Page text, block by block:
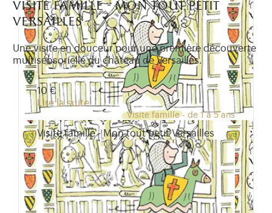
visite famille - mon tout petit
versailles
Une visite en douceur pour une première découverte
multisensorielle du château de Versailles.
10 €
Lire la suite
Visite famille - de 1 à 5 ans
Visite famille - Mon tout petit Versailles